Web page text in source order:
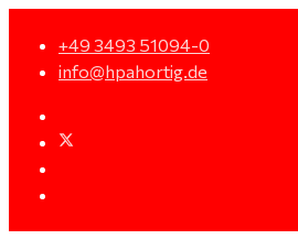
+49 3493 51094-0
info@hpahortig.de